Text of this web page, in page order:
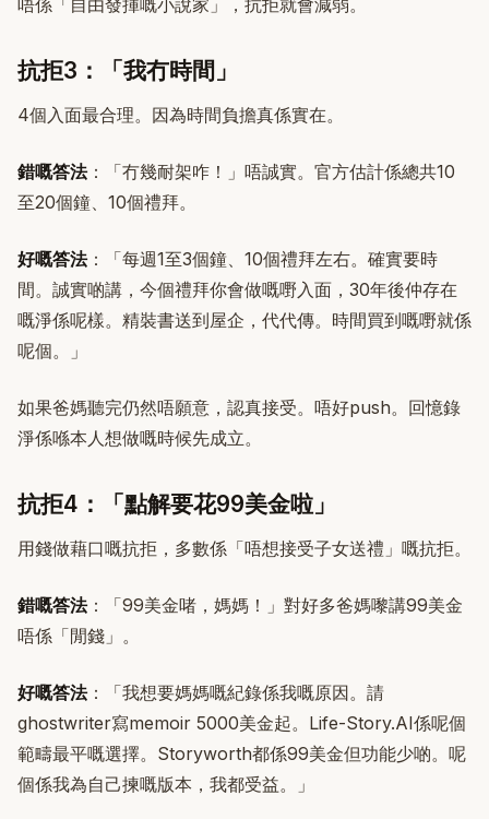
唔係「自由發揮嘅小說家」，抗拒就會減弱。
抗拒3：「我冇時間」
4個入面最合理。因為時間負擔真係實在。
錯嘅答法：「冇幾耐架咋！」唔誠實。官方估計係總共10
至20個鐘、10個禮拜。
好嘅答法：「每週1至3個鐘、10個禮拜左右。確實要時
間。誠實啲講，今個禮拜你會做嘅嘢入面，30年後仲存在
嘅淨係呢樣。精裝書送到屋企，代代傳。時間買到嘅嘢就係
呢個。」
如果爸媽聽完仍然唔願意，認真接受。唔好push。回憶錄
淨係喺本人想做嘅時候先成立。
抗拒4：「點解要花99美金啦」
用錢做藉口嘅抗拒，多數係「唔想接受子女送禮」嘅抗拒。
錯嘅答法：「99美金啫，媽媽！」對好多爸媽嚟講99美金
唔係「閒錢」。
好嘅答法：「我想要媽媽嘅紀錄係我嘅原因。請
ghostwriter寫memoir 5000美金起。Life-Story.AI係呢個
範疇最平嘅選擇。Storyworth都係99美金但功能少啲。呢
個係我為自己揀嘅版本，我都受益。」